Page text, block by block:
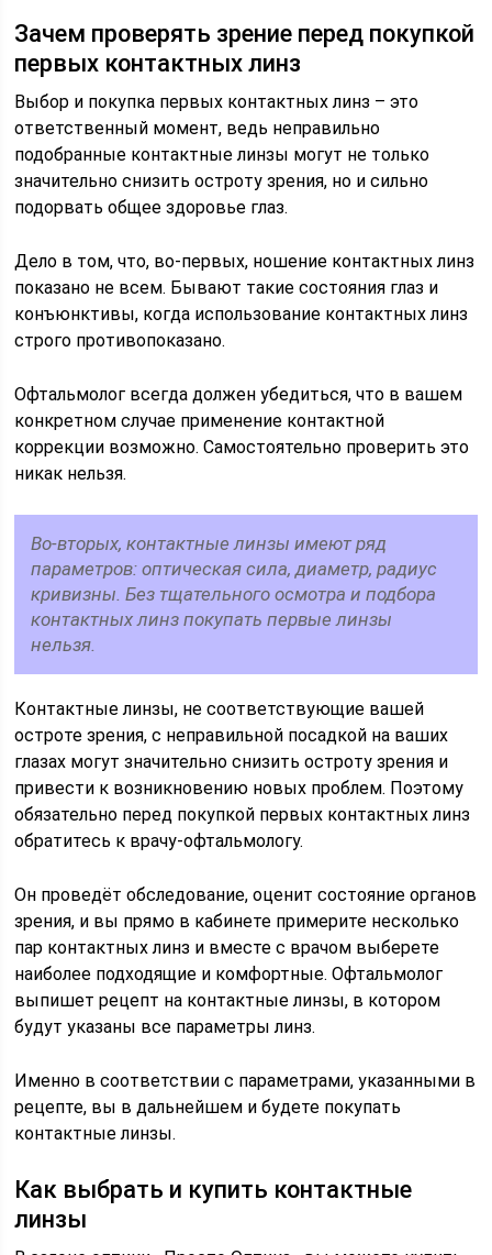
Зачем проверять зрение перед покупкой
первых контактных линз
Выбор и покупка первых контактных линз – это
ответственный момент, ведь неправильно
подобранные контактные линзы могут не только
значительно снизить остроту зрения, но и сильно
подорвать общее здоровье глаз.
Дело в том, что, во-первых, ношение контактных линз
показано не всем. Бывают такие состояния глаз и
конъюнктивы, когда использование контактных линз
строго противопоказано.
Офтальмолог всегда должен убедиться, что в вашем
конкретном случае применение контактной
коррекции возможно. Самостоятельно проверить это
никак нельзя.
Во-вторых, контактные линзы имеют ряд
параметров: оптическая сила, диаметр, радиус
кривизны. Без тщательного осмотра и подбора
контактных линз покупать первые линзы
нельзя.
Контактные линзы, не соответствующие вашей
остроте зрения, с неправильной посадкой на ваших
глазах могут значительно снизить остроту зрения и
привести к возникновению новых проблем. Поэтому
обязательно перед покупкой первых контактных линз
обратитесь к врачу-офтальмологу.
Он проведёт обследование, оценит состояние органов
зрения, и вы прямо в кабинете примерите несколько
пар контактных линз и вместе с врачом выберете
наиболее подходящие и комфортные. Офтальмолог
выпишет рецепт на контактные линзы, в котором
будут указаны все параметры линз.
Именно в соответствии с параметрами, указанными в
рецепте, вы в дальнейшем и будете покупать
контактные линзы.
Как выбрать и купить контактные
линзы